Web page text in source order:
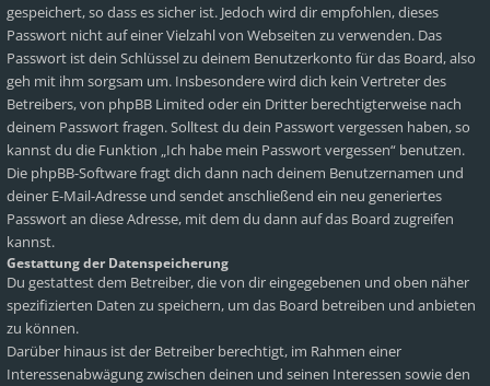
gespeichert, so dass es sicher ist. Jedoch wird dir empfohlen, dieses
Passwort nicht auf einer Vielzahl von Webseiten zu verwenden. Das
Passwort ist dein Schlüssel zu deinem Benutzerkonto für das Board, also
geh mit ihm sorgsam um. Insbesondere wird dich kein Vertreter des
Betreibers, von phpBB Limited oder ein Dritter berechtigterweise nach
deinem Passwort fragen. Solltest du dein Passwort vergessen haben, so
kannst du die Funktion „Ich habe mein Passwort vergessen“ benutzen.
Die phpBB-Software fragt dich dann nach deinem Benutzernamen und
deiner E-Mail-Adresse und sendet anschließend ein neu generiertes
Passwort an diese Adresse, mit dem du dann auf das Board zugreifen
kannst.
Gestattung der Datenspeicherung
Du gestattest dem Betreiber, die von dir eingegebenen und oben näher
spezifizierten Daten zu speichern, um das Board betreiben und anbieten
zu können.
Darüber hinaus ist der Betreiber berechtigt, im Rahmen einer
Interessenabwägung zwischen deinen und seinen Interessen sowie den